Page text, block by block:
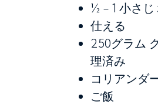
½ - 1 小さじ
仕える
250グラム
理済み
コリアンダ
ご飯